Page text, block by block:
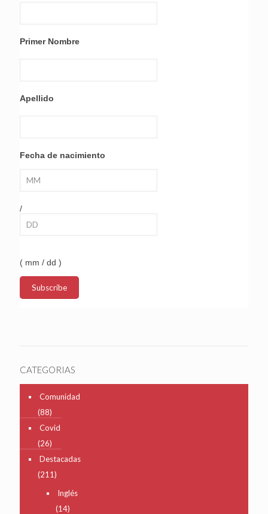
Primer Nombre
Apellido
Fecha de nacimiento
/
( mm / dd )
CATEGORIAS
Comunidad
(88)
Covid
(26)
Destacadas
(211)
Inglés
(14)